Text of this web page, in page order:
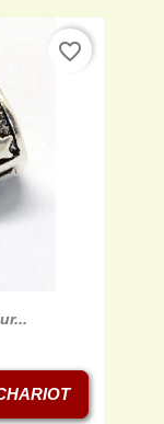
favorite_border